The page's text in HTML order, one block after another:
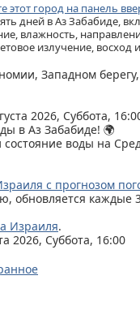
этот город на панель
дней в Аз Забабиде,
влажность,
излучение, восход
Западном
2026, Суббота,
в Аз Забабиде! 🌍
состояние воды на
с прогнозом
обновляется каждые
Израиля.
2026, Суббота, 16:00